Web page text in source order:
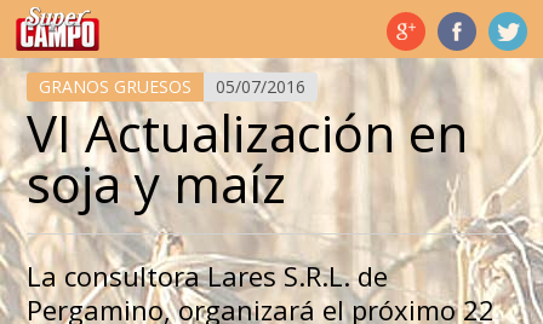
Temas de hoy
GRANOS GRUESOS 05/07/2016
VI Actualización en
soja y maíz
La consultora Lares S.R.L. de
Pergamino, organizará el próximo 22